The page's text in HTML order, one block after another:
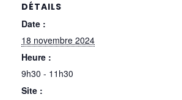
DÉTAILS
Date :
18 novembre 2024
Heure :
9h30 - 11h30
Site :